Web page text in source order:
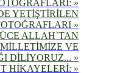
»
YETİŞTİRİLEN
»
ALLAH`TAN
VE
DİLİYORUZ... »
HİKAYELERİ: »